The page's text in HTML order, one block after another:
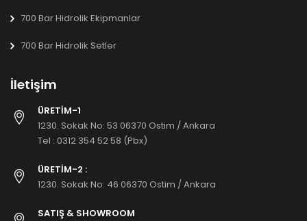
700 Bar Hidrolik Ekipmanlar
700 Bar Hidrolik Setler
İletişim
ÜRETİM-1
1230. Sokak No: 53 06370 Ostim / Ankara
Tel : 0312 354 52 58 (Pbx)
ÜRETİM-2 :
1230. Sokak No: 46 06370 Ostim / Ankara
SATIŞ & SHOWROOM